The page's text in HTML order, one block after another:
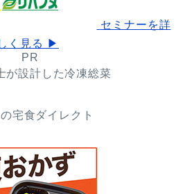
セミナーを詳
く見る ▶
PR
が設計した冷凍総菜
宅食ダイレクト